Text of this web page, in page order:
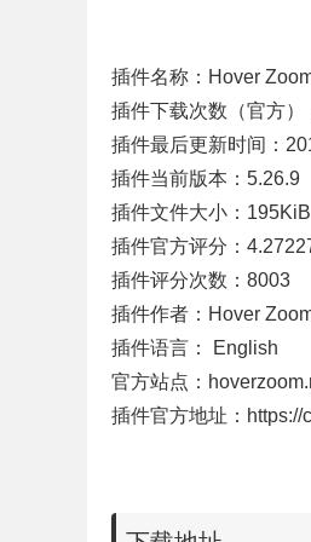
插件名称：Hover
插件下载次数（官方）
插件最后更新时间：
插件当前版本：5.26.9
插件文件大小：195KiB
插件官方评分：
插件评分次数：8003
插件作者：Hover
插件语言： English
官方站点：
插件官方地址：